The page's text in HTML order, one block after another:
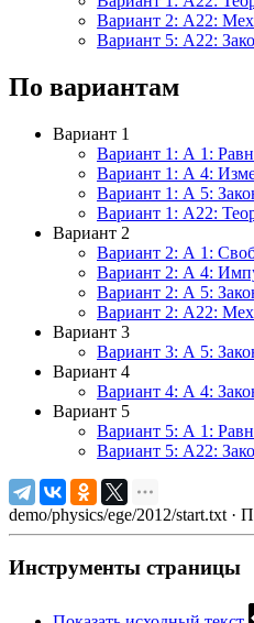
Вариант 2: А22:
Вариант 5: А22:
По вариантам
Вариант 1
Вариант 1: А 1:
Вариант 1: А 4:
Вариант 1: А 5:
Вариант 1: А22:
Вариант 2
Вариант 2: А 1:
Вариант 2: А 4:
Вариант 2: А 5:
Вариант 2: А22:
Вариант 3
Вариант 3: А 5:
Вариант 4
Вариант 4: А 4:
Вариант 5
Вариант 5: А 1:
Вариант 5: А22:
demo/physics/ege/2012/start.txt ·
Инструменты страницы